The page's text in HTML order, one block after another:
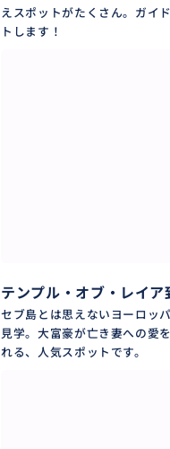
えスポットがたくさん。ガイ
トします！
テンプル・オブ・レイア
セブ島とは思えないヨーロッ
見学。大富豪が亡き妻への愛
れる、人気スポットです。